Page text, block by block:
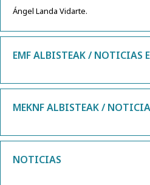
Ángel Landa Vidarte.
EMF ALBISTEAK / NOTICIAS
MEKNF ALBISTEAK /
NOTICIAS